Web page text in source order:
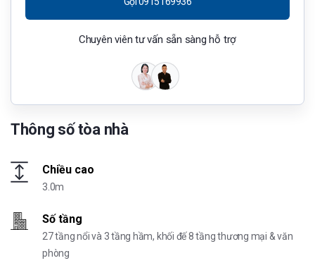
Thông số tòa nhà
Chiều cao
3.0m
Số tầng
27 tầng nổi và 3 tầng hầm, khối đế 8 tầng thương mại & văn
phòng
Chuyên viên tư vấn sẵn sàng hỗ trợ